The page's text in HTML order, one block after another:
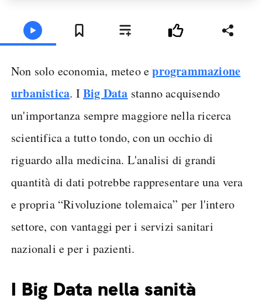
Non solo economia, meteo eprogrammazione
urbanistica. IBig Data stanno acquisendo
un'importanza sempre maggiore nella ricerca
scientifica a tutto tondo, con un occhio di
riguardo alla medicina. L'analisi di grandi
quantità di dati potrebbe rappresentare una vera
e propria “Rivoluzione tolemaica” per l'intero
settore, con vantaggi per i servizi sanitari
nazionali e per i pazienti.
I Big Data nella sanità